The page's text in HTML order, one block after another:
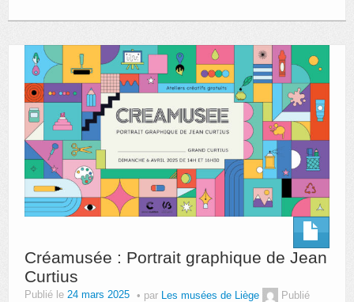
Créamusée : Portrait graphique de Jean
Curtius
Publié le 24 mars 2025 par Les musées de Liège
Publié